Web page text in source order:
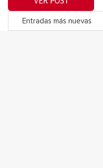
Entradas más nuevas